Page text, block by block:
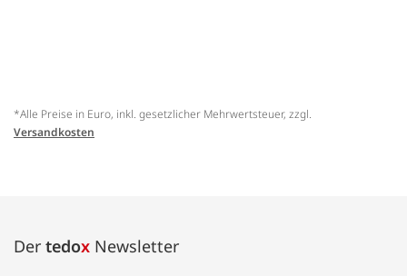
*Alle Preise in Euro, inkl. gesetzlicher Mehrwertsteuer, zzgl.
Versandkosten
Der tedox Newsletter